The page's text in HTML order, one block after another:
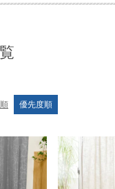
優先度順